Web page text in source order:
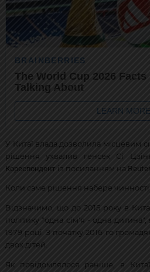
У Китаї влада дозволила місцевим
рішення ухвалив генсек Сі
Кореспондент із посиланням на
Коли саме рішення набере
Відзначимо, що до 2015 року в
політику "одна сім'я - одна дитина",
1979 році. З початку 2016-го
двох дітей.
Як повідомлялося раніше, в